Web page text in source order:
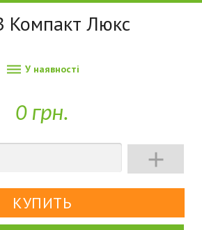
Компакт Люкс
 У наявності
0 грн.
